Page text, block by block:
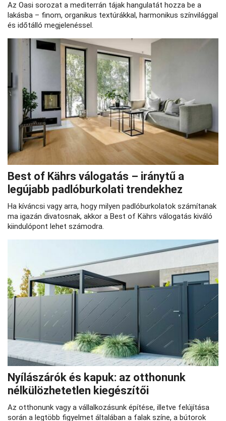
Az Oasi sorozat a mediterrán tájak hangulatát hozza be a
lakásba – finom, organikus textúrákkal, harmonikus színvilággal
és időtálló megjelenéssel.
Best of Kährs válogatás – iránytű a
legújabb padlóburkolati trendekhez
Ha kíváncsi vagy arra, hogy milyen padlóburkolatok számítanak
ma igazán divatosnak, akkor a Best of Kährs válogatás kiváló
kiindulópont lehet számodra.
Nyílászárók és kapuk: az otthonunk
nélkülözhetetlen kiegészítői
Az otthonunk vagy a vállalkozásunk építése, illetve felújítása
során a legtöbb figyelmet általában a falak színe, a bútorok